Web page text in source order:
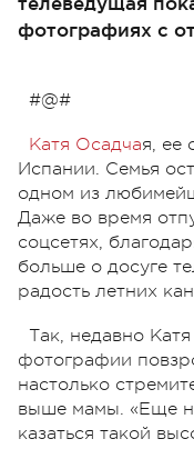
фотографиях с
#@#
Катя Осадчая, ее
Испании. Семья
одном из
Даже во время
соцсетях,
больше о досуге
радость летних
Так, недавно
фотографии
настолько
выше мамы. «Еще
казаться такой